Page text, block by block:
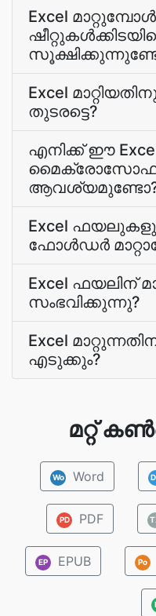
Excel
Excel
തുടരട്ടെ?
എനിക്ക് ഈ Excel
മൈക്രോസോഫ്
Excel
ഫോള്‍ഡര്‍
Excel ഫയലിന്
സംഭവിക്കുന്നു?
Excel
എടുക്കും?
മറ്റ്
Wo Word
PD PDF
EP EPUB Po